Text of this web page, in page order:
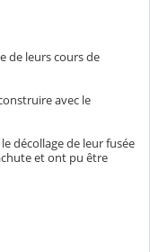
de leurs cours de
avec le
décollage de leur fusée
et ont pu être